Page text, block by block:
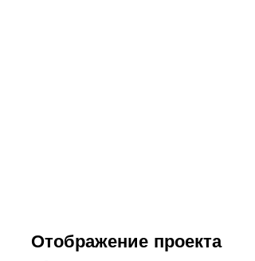
Отображение проекта